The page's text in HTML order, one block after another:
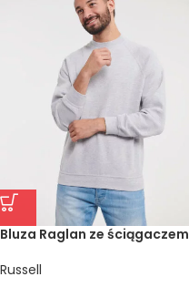
Bluza Raglan ze ściągaczem
Russell